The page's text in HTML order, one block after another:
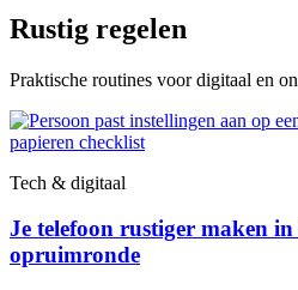
Rustig regelen
Praktische routines voor digitaal en
Tech & digitaal
Je telefoon rustiger maken in
opruimronde